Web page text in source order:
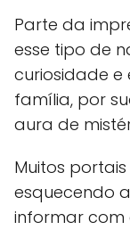
Parte da
esse tipo de
curiosidade e
família, por
aura de
Muitos
esquecendo
informar com